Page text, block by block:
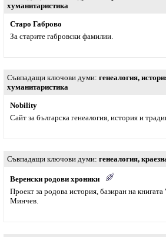
хуманитаристика
Старо Габрово
За старите габровски фамилии.
Съвпадащи ключови думи генеалогия,
хуманитаристика
Nobility
Сайт за българска генеалогия, история и
Съвпадащи ключови думи генеалогия,
Веренски родови хроники
Проект за родова история, базиран на
Минчев.